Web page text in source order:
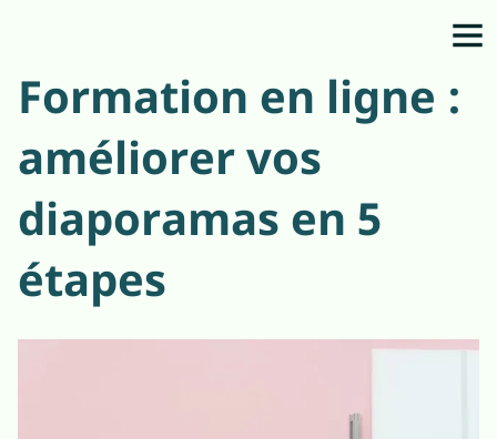
Formation en ligne :
améliorer vos
diaporamas en 5
étapes